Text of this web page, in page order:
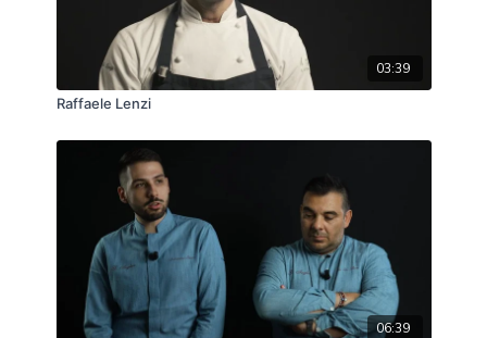
03:39
Raffaele Lenzi
06:39